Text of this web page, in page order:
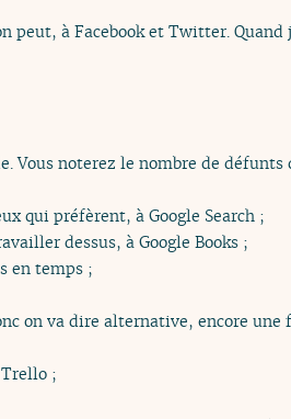
peut, à Facebook et Twitter.
Vous noterez le nombre de défunts
qui préfèrent, à Google Search ;
dessus, à Google Books ;
en temps ;
on va dire alternative, encore
;